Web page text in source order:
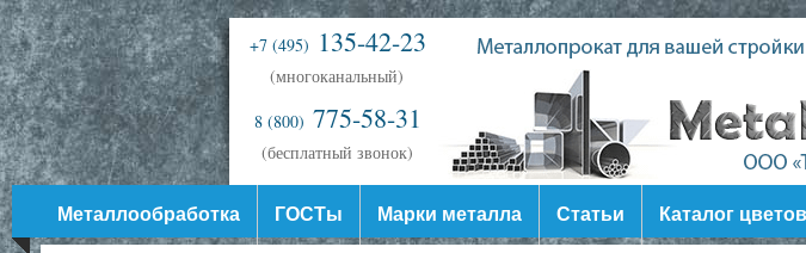
+7 (495) 135-42-23
(многоканальный)
8 (800) 775-58-31
(бесплатный звонок)
Металлообработка ГОСТы Марки металла Статьи Каталог